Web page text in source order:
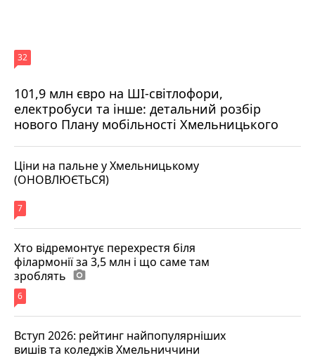
101,9 млн євро на ШІ-світлофори,
електробуси та інше: детальний розбір
нового Плану мобільності Хмельницького
32
Ціни на пальне у Хмельницькому
(ОНОВЛЮЄТЬСЯ)
7
Хто відремонтує перехрестя біля
філармонії за 3,5 млн і що саме там
зроблять photo_camera
6
Вступ 2026: рейтинг найпопулярніших
вишів та коледжів Хмельниччини